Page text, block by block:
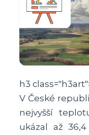
h3
V České
nejvyšší
ukázal až